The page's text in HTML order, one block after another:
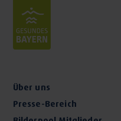
Über uns
Presse-Bereich